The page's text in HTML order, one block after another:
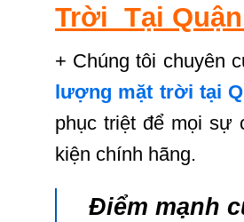
Trời Tại
+ Chúng tôi chuyên
lượng mặt trời tại
phục triệt để mọi sự
kiện chính hãng.
Điểm mạnh